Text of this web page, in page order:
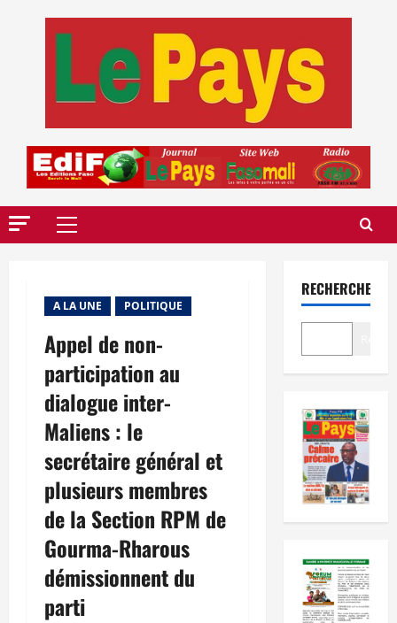
Menu
A LA UNE POLITIQUE
Appel de non-
participation au
dialogue inter-
Maliens : le
secrétaire général et
plusieurs membres
de la Section RPM de
Gourma-Rharous
démissionnent du
parti
RECHERCHER